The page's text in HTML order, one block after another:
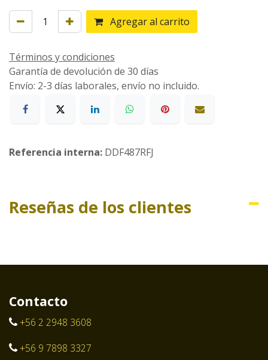
Agregar al carrito
Términos y condiciones
Garantía de devolución de 30 días
Envío: 2-3 días laborales, envío no incluido.
Referencia interna: DDF487RFJ
Reseñas de los clientes
Contacto
+56 2 2948 3608
+56 9 7898 3327